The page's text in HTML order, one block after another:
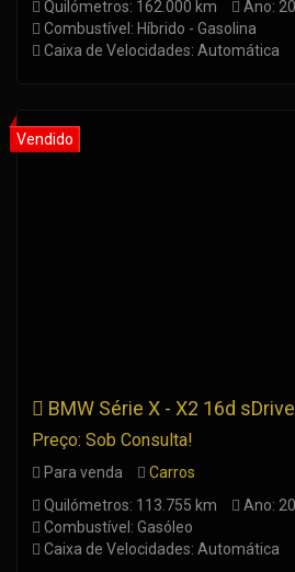
Quilómetros: 162.000 km
Ano:
Combustível: Híbrido - Gasolina
Caixa de Velocidades: Automática
BMW Série X - X2 16d sDrive
Preço: Sob Consulta!
Para venda
Carros
Quilómetros: 113.755 km
Ano:
Combustível: Gasóleo
Caixa de Velocidades: Automática